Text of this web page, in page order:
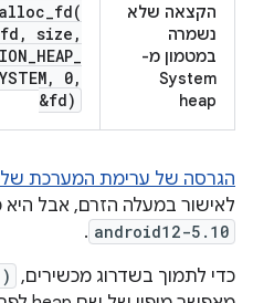
הקצאה שלא
נשמרה
במטמון מ-
System
heap
, size ,
ION_HEAP_
, 0,
&fd)
הגרסה של ערימת המערכת
לאישור במעלה הזרם, אבל
android12-5.10
.
כדי לתמוך בשדרוג מכשירים,